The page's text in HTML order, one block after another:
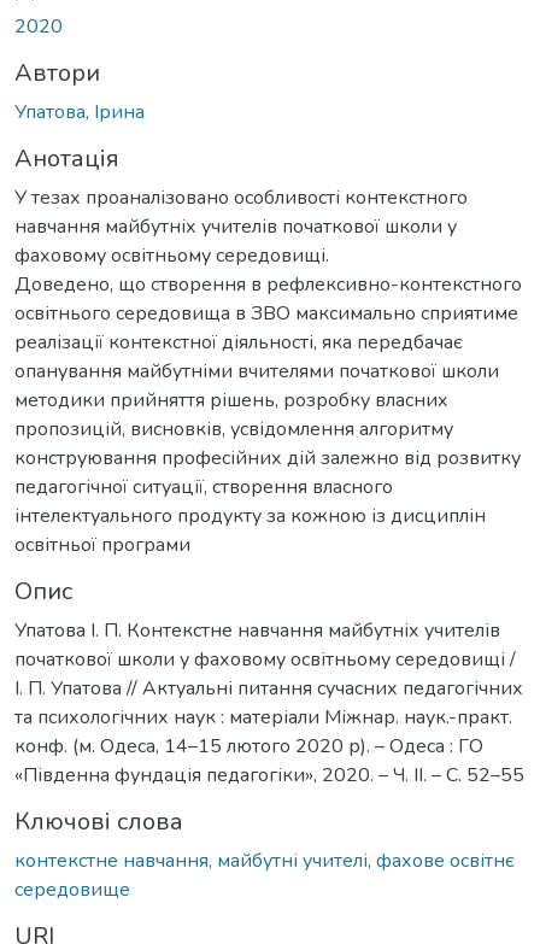
2020
Автори
Упатова, Ірина
Анотація
У тезах проаналізовано особливості контекстного
навчання майбутніх учителів початкової школи у
фаховому освітньому середовищі.
Доведено, що створення в рефлексивно-контекстного
освітнього середовища в ЗВО максимально сприятиме
реалізації контекстної діяльності, яка передбачає
опанування майбутніми вчителями початкової школи
методики прийняття рішень, розробку власних
пропозицій, висновків, усвідомлення алгоритму
конструювання професійних дій залежно від розвитку
педагогічної ситуації, створення власного
інтелектуального продукту за кожною із дисциплін
освітньої програми
Опис
Упатова І. П. Контекстне навчання майбутніх учителів
початкової школи у фаховому освітньому середовищі /
І. П. Упатова // Актуальні питання сучасних педагогічних
та психологічних наук : матеріали Міжнар. наук.-практ.
конф. (м. Одеса, 14–15 лютого 2020 р). – Одеса : ГО
«Південна фундація педагогіки», 2020. – Ч. ІІ. – С. 52–55
Ключові слова
контекстне навчання, майбутні учителі, фахове освітнє
середовище
URI